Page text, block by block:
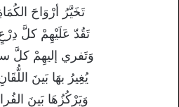
تَخَيَّرُ أرْوَاحَ
تَقُدّ عَلَيْهِمْ كلَّ
وَتَفري إليهِمْ كلَّ
يُغِيرُ بهَا بَينَ
وَيَرْكُزُهَا بَينَ